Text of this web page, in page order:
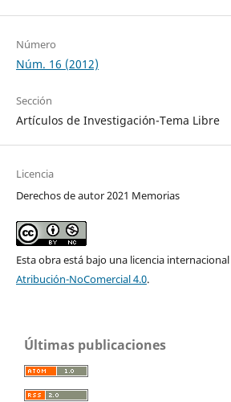
Número
Núm. 16 (2012)
Sección
Artículos de Investigación-Tema Libre
Licencia
Derechos de autor 2021 Memorias
Esta obra está bajo una licencia internacional
Atribución-NoComercial 4.0.
Últimas publicaciones